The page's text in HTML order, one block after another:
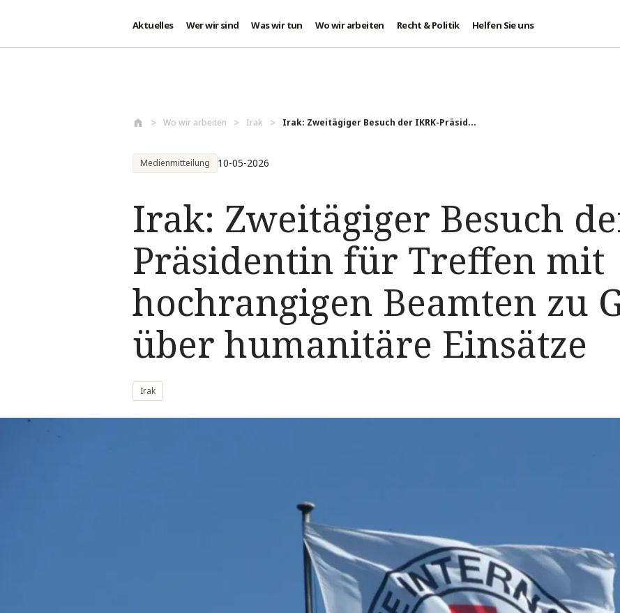
Aktuelles Wer wir sind Was wir tun Wo wir arbeiten Recht & Politik Helfen Sie uns
Wo wir arbeiten Irak Irak: Zweitägiger Besuch der IKRK-Präsid...
Medienmitteilung 10-05-2026
Irak: Zweitägiger Besuch
Präsidentin für Treffen mit
hochrangigen Beamten zu
über humanitäre Einsätze
Irak